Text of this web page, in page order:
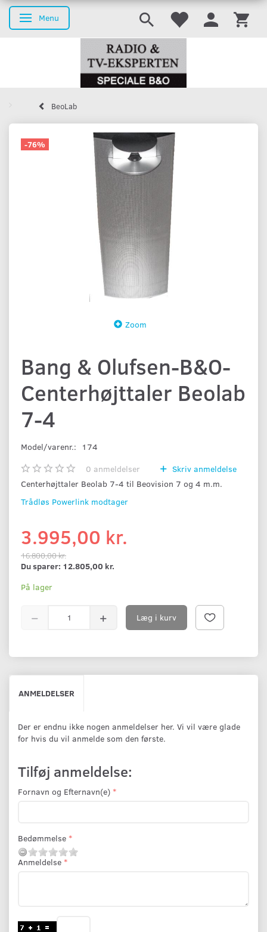
Skifte navigation
Menu
BeoLab
-76%
Zoom
Bang & Olufsen-B&O-
Centerhøjttaler Beolab
7-4
Model/varenr.:
174
0 anmeldelser
Skriv anmeldelse
Centerhøjttaler Beolab 7-4 til Beovision 7 og 4 m.m.
Trådløs Powerlink modtager
3.995,00 kr.
16.800,00 kr.
Du sparer: 12.805,00 kr.
På lager
Læg i kurv
ANMELDELSER
Der er endnu ikke nogen anmeldelser her. Vi vil være glade
for hvis du vil anmelde som den første.
Tilføj anmeldelse:
Fornavn og Efternavn(e)
Bedømmelse
Anmeldelse